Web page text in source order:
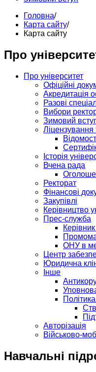
Головна/
Карта сайту/
Карта сайту
Про
Про університет
Офіційні
Акредитація
Разові
Вибори
Зимовий
Ліцензування
Історія
Вчена рада
Ректорат
Фінансові
Закупівлі
Керівництво
Прес-служба
ОНУ в
Центр
Юридична
Інше
Авторізація
Військово-
Навчальні